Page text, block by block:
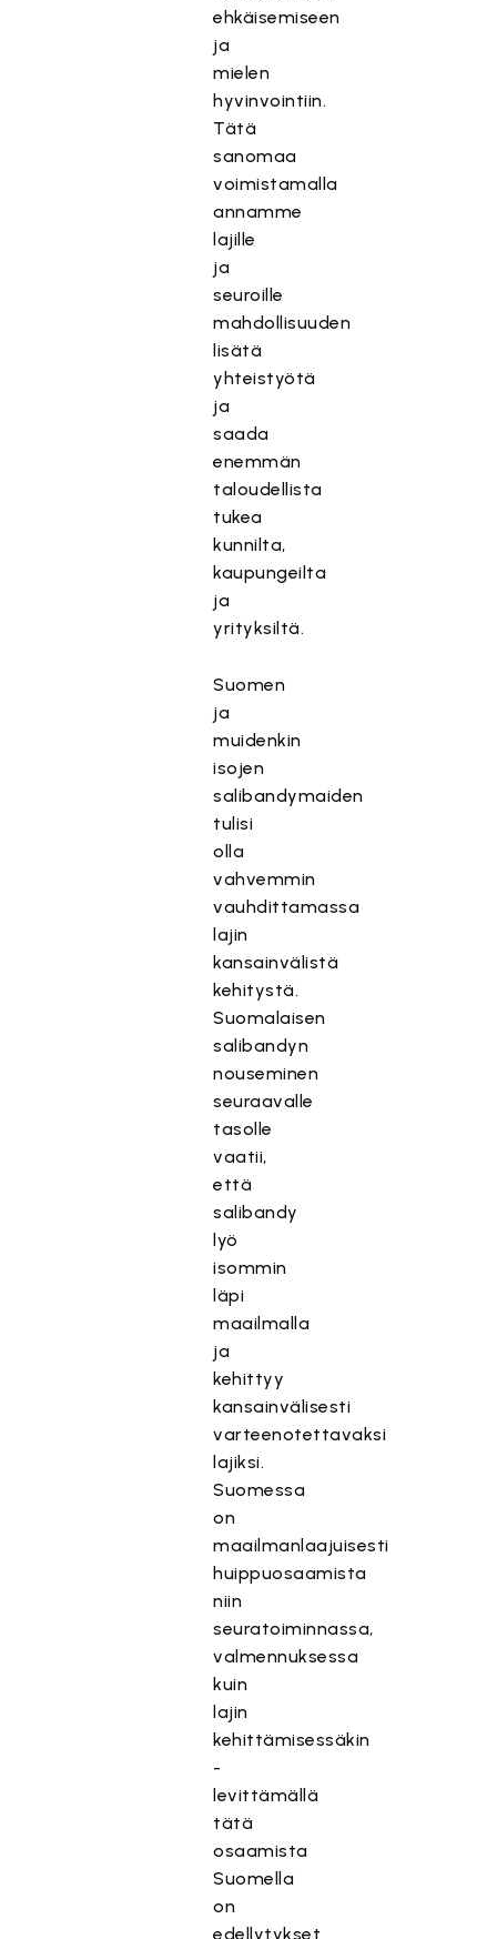
ehkäisemiseen
ja
mielen
hyvinvointiin.
Tätä
sanomaa
voimistamalla
annamme
lajille
ja
seuroille
mahdollisuuden
lisätä
yhteistyötä
ja
saada
enemmän
taloudellista
tukea
kunnilta,
kaupungeilta
ja
yrityksiltä.
Suomen
ja
muidenkin
isojen
salibandymaiden
tulisi
olla
vahvemmin
vauhdittamassa
lajin
kansainvälistä
kehitystä.
Suomalaisen
salibandyn
nouseminen
seuraavalle
tasolle
vaatii,
että
salibandy
lyö
isommin
läpi
maailmalla
ja
kehittyy
kansainvälisesti
varteenotettavaksi
lajiksi.
Suomessa
on
maailmanlaajuisesti
huippuosaamista
niin
seuratoiminnassa,
valmennuksessa
kuin
lajin
kehittämisessäkin
-
levittämällä
tätä
osaamista
Suomella
on
edellytykset